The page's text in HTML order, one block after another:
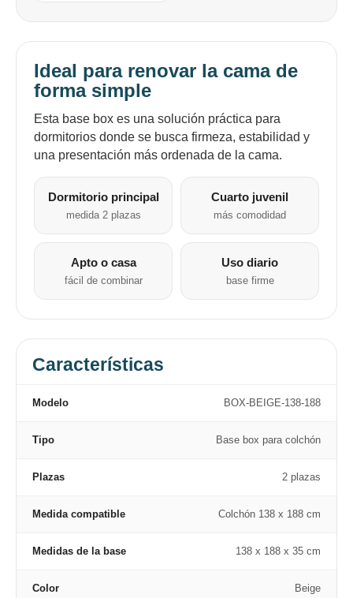
Ideal para renovar la cama de
forma simple
Esta base box es una solución práctica para
dormitorios donde se busca firmeza, estabilidad y
una presentación más ordenada de la cama.
Dormitorio principal
medida 2 plazas
Cuarto juvenil
más comodidad
Apto o casa
fácil de combinar
Uso diario
base firme
Características
Modelo BOX-BEIGE-138-188
Tipo Base box para colchón
Plazas 2 plazas
Medida compatible Colchón 138 x 188 cm
Medidas de la base 138 x 188 x 35 cm
Color Beige